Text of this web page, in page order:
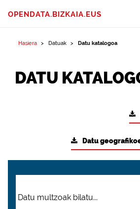
OPENDATA.BIZKAIA.EUS
Hasiera Datuak Datu katalogoa
DATU
Datu